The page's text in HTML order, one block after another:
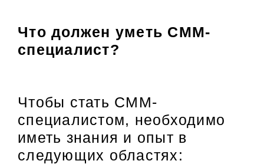
Что должен уметь СММ-
специалист?
Чтобы стать СММ-
специалистом, необходимо
иметь знания и опыт в
следующих областях: